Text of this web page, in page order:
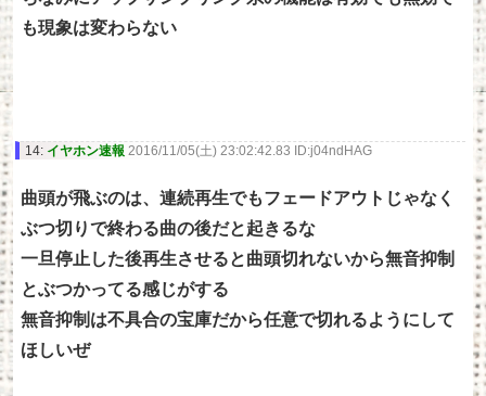
も現象は変わらない
14: イヤホン速報 2016/11/05(土) 23:02:42.83 ID:j04ndHAG
曲頭が飛ぶのは、連続再生でもフェードアウトじゃなく
ぶつ切りで終わる曲の後だと起きるな
一旦停止した後再生させると曲頭切れないから無音抑制
とぶつかってる感じがする
無音抑制は不具合の宝庫だから任意で切れるようにして
ほしいぜ